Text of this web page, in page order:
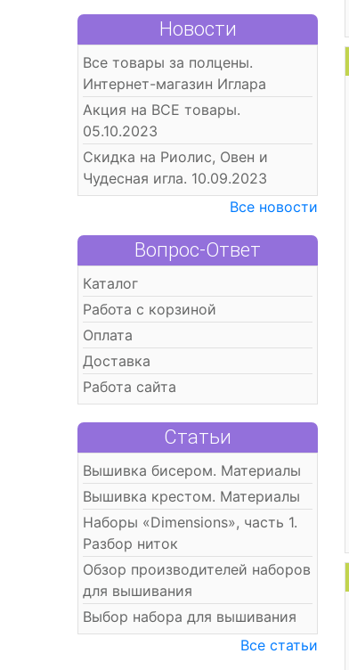
Новости
Все товары за полцены.
Интернет-магазин Иглара
Акция на ВСЕ товары.
05.10.2023
Скидка на Риолис, Овен и
Чудесная игла. 10.09.2023
Все новости
Вопрос-Ответ
Каталог
Работа с корзиной
Оплата
Доставка
Работа сайта
Статьи
Вышивка бисером. Материалы
Вышивка крестом. Материалы
Наборы «Dimensions», часть 1.
Разбор ниток
Обзор производителей наборов
для вышивания
Выбор набора для вышивания
Все статьи